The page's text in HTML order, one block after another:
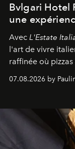
Bvlgari Hotel
une
Avec L'Estate
l'art de vivre
raffinée où
d'exception
07.08.2026 by